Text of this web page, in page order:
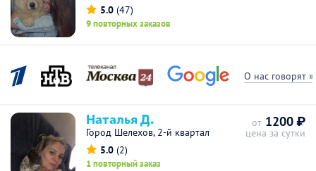
5.0 (47)
9 повторных заказов
О нас говорят »
Наталья Д.
Город Шелехов, 2-й квартал
5.0 (2)
1 повторный заказ
от 1200 ₽
цена за сутки